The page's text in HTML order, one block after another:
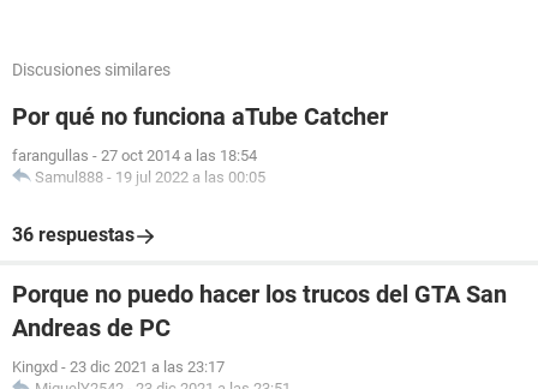
Discusiones similares
Por qué no funciona aTube Catcher
farangullas - 27 oct 2014 a las 18:54
Samul888 - 19 jul 2022 a las 00:05
36 respuestas
Porque no puedo hacer los trucos del GTA San
Andreas de PC
Kingxd - 23 dic 2021 a las 23:17